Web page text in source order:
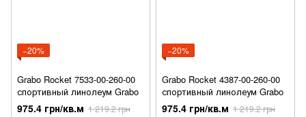
−20%
Grabo Rocket 7533-00-260-00
спортивный линолеум Grabo
975.4 грн/кв.м 1 219.2 грн
−20%
Grabo Rocket 4387-00-260-00
спортивный линолеум Grabo
975.4 грн/кв.м 1 219.2 грн